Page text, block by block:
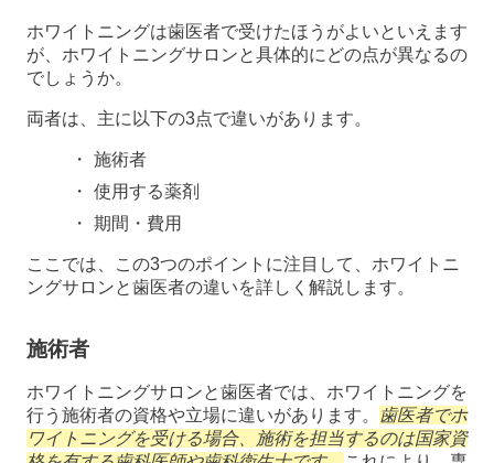
ホワイトニングは歯医者で受けたほうがよいといえます
が、ホワイトニングサロンと具体的にどの点が異なるの
でしょうか。
両者は、主に以下の3点で違いがあります。
施術者
使用する薬剤
期間・費用
ここでは、この3つのポイントに注目して、ホワイトニ
ングサロンと歯医者の違いを詳しく解説します。
施術者
ホワイトニングサロンと歯医者では、ホワイトニングを
行う施術者の資格や立場に違いがあります。
歯医者でホ
ワイトニングを受ける場合、施術を担当するのは国家資